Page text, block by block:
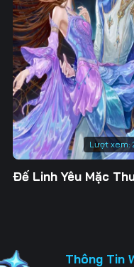
Tập 185
Tập 192
Tập 199
Tập 206
Tập 213
Tập 220
Lượt xem:
Thông Tin